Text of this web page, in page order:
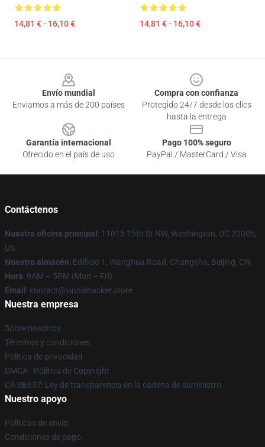
14,81 € - 16,10 € 14,81 € - 16,10 €
Envío mundial
Enviamos a más de 200 países
Compra con confianza
Protegido 24/7 desde los clics
hasta la entrega
Garantía internacional
Ofrecido en el país de uso
Pago 100% seguro
PayPal / MasterCard / Visa
Contáctenos
Nuestra oficina principal : 11015 15th St NW, Washington, DC 20005,
US
Nuestro almacén: Edificio 1, Wanghua Road, Changsha, Beijing, CN
Hora: 9AM – 5PM (Mon – Fri)
Email : contact@vinniehacker.store
Nuestra empresa
Sobre nosotros
Términos y condiciones
Política de privacidad
DMCA - Política de Copyright
CA SB657: Ley de transparencia en la cadena de suministro
Nuestro apoyo
Políticas de envío
Condiciones de pago